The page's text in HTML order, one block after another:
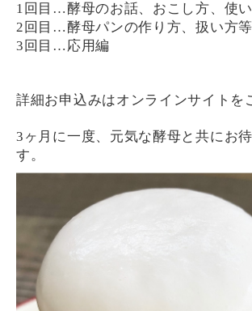
1 回目 …酵母のお話、おこし方、使
2 回目 …酵母パンの作り方、扱い方等
3 回目 … 応用編
詳細お申込みはオンラインサイトを
3 ヶ月に一度、元気な酵母と共にお
す。